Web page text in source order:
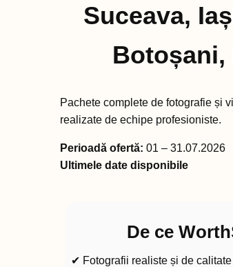
Suceava,
Botoșani,
Pachete complete de fotografie și
realizate de echipe profesioniste.
Perioadă ofertă: 01 – 31.07.2026
Ultimele date disponibile
De ce
✔ Fotografii realiste și de calitate